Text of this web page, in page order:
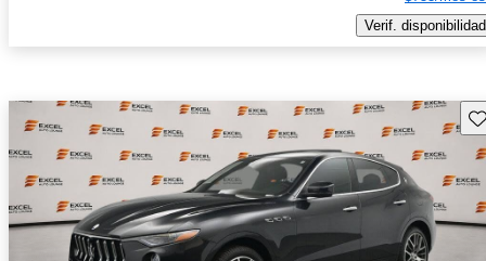
Verif. disponibilidad